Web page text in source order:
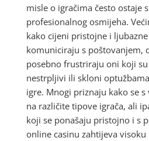
misle o igračima često ostaje
profesionalnog osmijeha.
kako cijeni pristojne i
komuniciraju s poštovanjem,
posebno frustriraju oni koji
nestrpljivi ili skloni
igre. Mnogi priznaju kako se
na različite tipove igrača, ali
koji se ponašaju pristojno i s
online casinu zahtijeva